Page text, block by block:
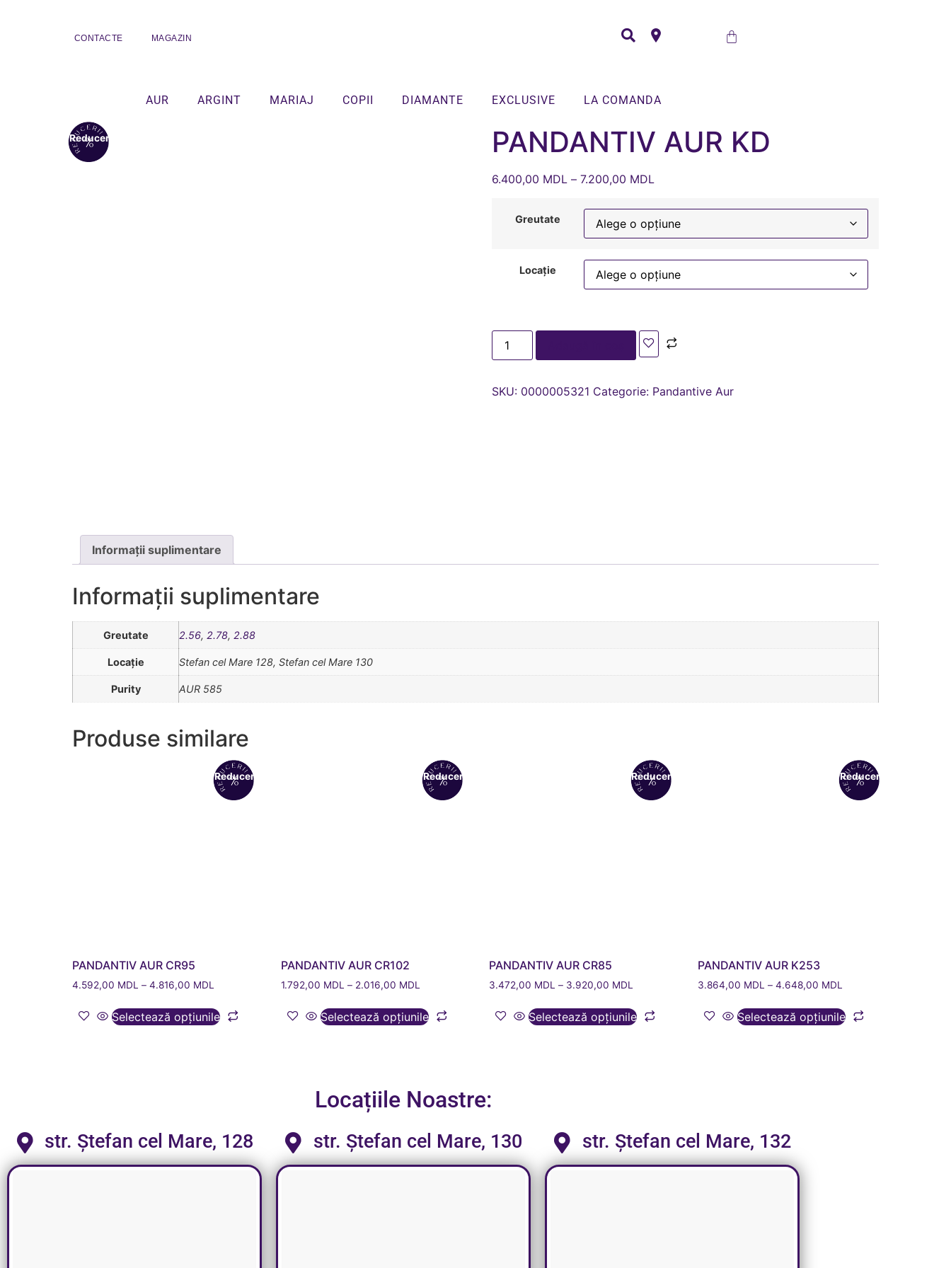
CONTACTE MAGAZIN
AUR ARGINT MARIAJ COPII DIAMANTE EXCLUSIVE LA COMANDA
Reduceri! PANDANTIV AUR KD
6.400,00 MDL – 7.200,00 MDL
Greutate
Locație
SKU: 0000005321 Categorie: Pandantive Aur
Informații suplimentare
Informații suplimentare
Greutate 2.56, 2.78, 2.88
Locație Stefan cel Mare 128, Stefan cel Mare 130
Purity AUR 585
Produse similare
Reduceri!
PANDANTIV AUR CR95
4.592,00 MDL – 4.816,00 MDL
Selectează opțiunile
Reduceri!
PANDANTIV AUR CR102
1.792,00 MDL – 2.016,00 MDL
Selectează opțiunile
Reduceri!
PANDANTIV AUR CR85
3.472,00 MDL – 3.920,00 MDL
Selectează opțiunile
Reduceri!
PANDANTIV AUR K253
3.864,00 MDL – 4.648,00 MDL
Selectează opțiunile
Locațiile Noastre:
str. Ștefan cel Mare, 128 str. Ștefan cel Mare, 130 str. Ștefan cel Mare, 132